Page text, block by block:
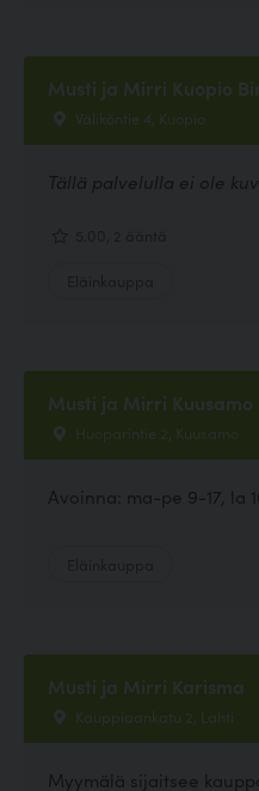
Musti ja Mirri Kuopio
Väliköntie 4, Kuopio
Tällä palvelulla ei ole
Musti ja Mirri Kuusamo
Huoparintie 2, Kuusamo
Avoinna: ma-pe 9-17, la
Musti ja Mirri Karisma
Kauppiaankatu 2, Lahti
Myymälä sijaitsee